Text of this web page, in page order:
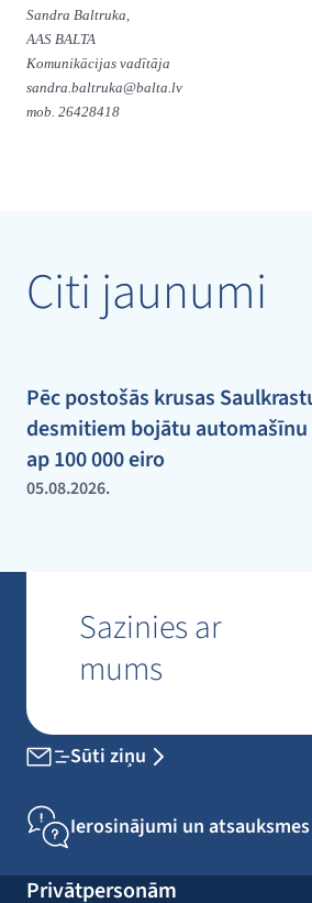
Sandra Baltruka,
AAS BALTA
Komunikācijas vadītāja
sandra.baltruka@balta.lv
mob. 26428418
Citi jaunumi
Pēc postošās krusas
desmitiem bojātu
ap 100 000 eiro
05.08.2026.
Sazinies ar
mums
Sūti ziņu
Ierosinājumi un atsauksmes
Privātpersonām